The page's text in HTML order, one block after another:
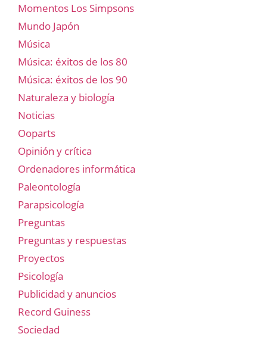
Momentos Los Simpsons
Mundo Japón
Música
Música: éxitos de los 80
Música: éxitos de los 90
Naturaleza y biología
Noticias
Ooparts
Opinión y crítica
Ordenadores informática
Paleontología
Parapsicología
Preguntas
Preguntas y respuestas
Proyectos
Psicología
Publicidad y anuncios
Record Guiness
Sociedad